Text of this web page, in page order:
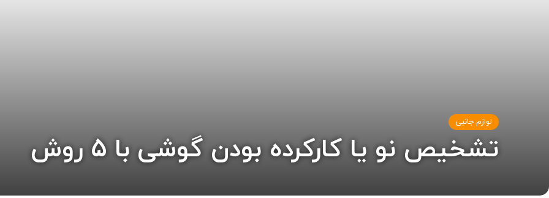
لوازم جانبی
تشخیص نو یا کارکرده بودن گوشی با 5 روش